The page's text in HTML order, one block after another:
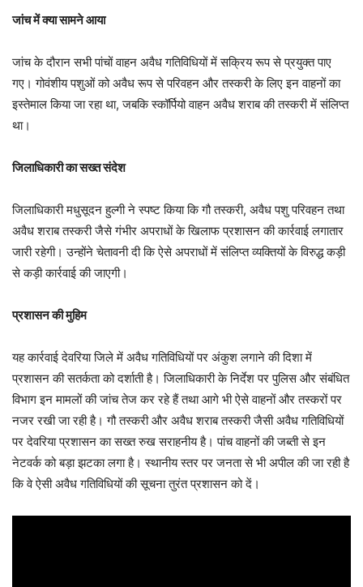
जांच में क्या सामने आया
जांच के दौरान सभी पांचों वाहन अवैध गतिविधियों में सक्रिय रूप से प्रयुक्त पाए
गए। गोवंशीय पशुओं को अवैध रूप से परिवहन और तस्करी के लिए इन वाहनों का
इस्तेमाल किया जा रहा था, जबकि स्कॉर्पियो वाहन अवैध शराब की तस्करी में संलिप्त
था।
जिलाधिकारी का सख्त संदेश
जिलाधिकारी मधुसूदन हुल्गी ने स्पष्ट किया कि गौ तस्करी, अवैध पशु परिवहन तथा
अवैध शराब तस्करी जैसे गंभीर अपराधों के खिलाफ प्रशासन की कार्रवाई लगातार
जारी रहेगी। उन्होंने चेतावनी दी कि ऐसे अपराधों में संलिप्त व्यक्तियों के विरुद्ध कड़ी
से कड़ी कार्रवाई की जाएगी।
प्रशासन की मुहिम
यह कार्रवाई देवरिया जिले में अवैध गतिविधियों पर अंकुश लगाने की दिशा में
प्रशासन की सतर्कता को दर्शाती है। जिलाधिकारी के निर्देश पर पुलिस और संबंधित
विभाग इन मामलों की जांच तेज कर रहे हैं तथा आगे भी ऐसे वाहनों और तस्करों पर
नजर रखी जा रही है। गौ तस्करी और अवैध शराब तस्करी जैसी अवैध गतिविधियों
पर देवरिया प्रशासन का सख्त रुख सराहनीय है। पांच वाहनों की जब्ती से इन
नेटवर्क को बड़ा झटका लगा है। स्थानीय स्तर पर जनता से भी अपील की जा रही है
कि वे ऐसी अवैध गतिविधियों की सूचना तुरंत प्रशासन को दें।